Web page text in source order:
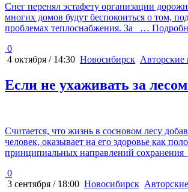
Снег перенял эстафету организации
многих домов будут беспокоиться о том,
проблемах теплоснабжения. За
…
0
4 октября / 14:30 Новосибирск Авторские
Если не ухаживать за лесом
Считается, что жизнь в сосновом лесу
человек, оказывает на его здоровье как
принципиальных направлений сохранения
0
3 сентября / 18:00 Новосибирск